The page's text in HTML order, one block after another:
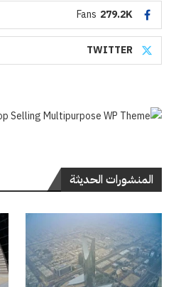
279.2K
Fans
TWITTER
المنشورات الحديثة